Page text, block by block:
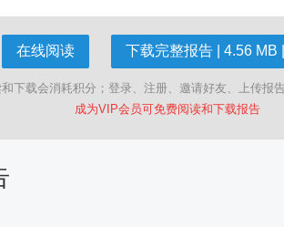
在线阅读 下载完整报告 | 4.56 MB
和下载会消耗积分；登录、注册、邀请好友、上传报
成为VIP会员可免费阅读和下载报告